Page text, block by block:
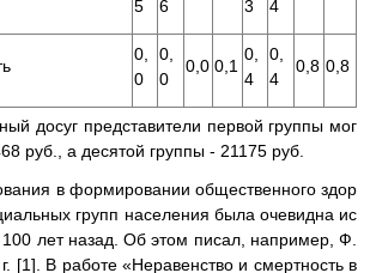
5
6
3
4
0,
0
0,
0
0,0 0,1
0,
4
0,
4
0,8 0,8
досуг представители первой группы мог
руб., а десятой группы - 21175 руб.
в формировании общественного здор
групп населения была очевидна ис
лет назад. Об этом писал, например, Ф.
[1]. В работе «Неравенство и смертность в